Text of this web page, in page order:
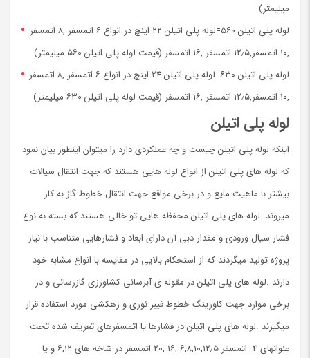
میلیمتر)
لوله پلی اتیلن ۵۶۰=لوله پلی اتیلن ۲۲ اینچ در انواع ۶ اتمسفر ,۸ اتمسفر
,۱۰ اتمسفر,۱۲٫۵ اتمسفر ,۱۶ اتمسفر (قیمت لوله پلی اتیلن ۵۶۰ میلیمتر)
لوله پلی اتیلن ۶۳۰=لوله پلی اتیلن ۲۴ اینچ در انواع ۶ اتمسفر ,۸ اتمسفر
,۱۰ اتمسفر,۱۲٫۵ اتمسفر ,۱۶ اتمسفر (قیمت لوله پلی اتیلن ۶۳۰ میلیمتر)
لوله پلی اتیلن
اینکه لوله پلی اتیلن چیست و چه عملکردی دارد را میتوان اینطور بیان نمود
که لوله های پلی اتیلن از انواع لوله هایی هستند که جهت انتقال سیالات
بیشتر با ماهیت مایع و در برخی مواقع جهت انتقال خطوط گاز به کار
میروند .لوله های پلی اتیلن محفظه هایی تو خالی هستند که بسته به نوع
فشار سیال ورودی و مقدار دبی آن دارای ابعاد و فشارهایی متناسب با نیاز
پروژه تولید میگردند که از استحکام بالایی در مقایسه با انواع مشابه خود
دارند .لوله های پلی اتیلن در مقوله ی آبرسانی کشاورزی گازرسانی و در
برخی موارد جهت کاورینگ خطوط فیبر نوری و زهکشی مورد استفاده قرار
میگیرند .لوله های پلی اتیلن در فشارها یا اتمسفرهای تعریف شده تحت
عنوانهای ۴ اتمسفر ۶,۸,۱۰,۱۲٫۵ ,۱۶ ,۲۰ اتمسفر در شاخه های ۶,۱۲ و یا